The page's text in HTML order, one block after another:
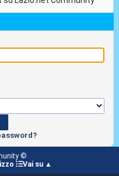
©
Vai su ▲